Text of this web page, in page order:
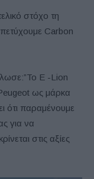
στόχο τη
Carbon
E -Lion
ως μάρκα
ότι παραμένουμε
για να
στις αξίες